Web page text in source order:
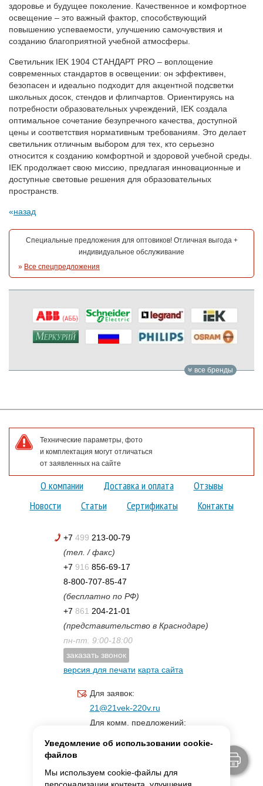
здоровье и будущее поколение. Качественное и комфортное
освещение – это важный фактор, способствующий
повышению успеваемости, улучшению самочувствия и
созданию благоприятной учебной атмосферы.
Светильник IEK 1904 СТАНДАРТ PRO – воплощение
современных стандартов в освещении: он эффективен,
безопасен и идеально подходит для акцентной подсветки
школьных досок, стендов и флипчартов. Ориентируясь на
потребности образовательных учреждений, IEK создала
оптимальное сочетание безупречного качества, доступной
цены и соответствия нормативным требованиям. Это делает
светильник отличным выбором для тех, кто серьезно
относится к созданию комфортной и здоровой учебной среды.
IEK продолжает свою миссию, предлагая инновационные и
доступные световые решения для образовательных
пространств.
назад
Специальные предложения для оптовиков! Отличная выгода +
индивидуальное обслуживание
» Все спецпредложения
все бренды
Технические параметры, фото
и комплектация могут отличаться
от заявленных на сайте
О компании Доставка и оплата
Отзывы
Новости
Статьи Сертификаты Контакты
+7 499 213-00-79
(тел. / факс)
+7 916 856-69-17
8-800-707-85-47
(бесплатно по РФ)
+7 861 204-21-01
(представительство в Краснодаре)
пн-пт. 9:00-18:00
заказать звонок
версия для печати карта сайта
Для заявок:
21@21vek-220v.ru
Для комм. предложений:
Уведомление об использовании cookie-
файлов
Мы используем cookie-файлы для